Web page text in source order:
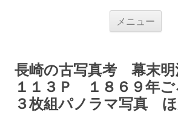
メニュー
ス
キ
ッ
プ
長崎の古写真考 幕末
１１３Ｐ １８６９年
３枚組パノラマ写真